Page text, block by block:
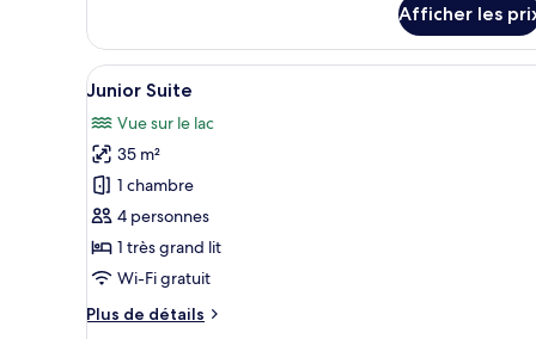
Bedroom
Private
Hot
Tub
Windor
Suite
3
Private
Hot
Tub
Afficher les
Afficher
toutes
les
photos
pour
ce
type
de
chambre :
Junior
Une chambre d’hôtel avec
10
Junior Suite
Vue sur le lac
35 m²
1 chambre
4 personnes
1 très grand lit
Wi-Fi gratuit
Plus de détails
Plus